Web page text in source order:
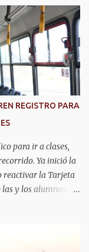
REGISTRO PARA
para ir a clases,
Ya inició la
reactivar la Tarjeta
y los alumnos
quienes
lo cual